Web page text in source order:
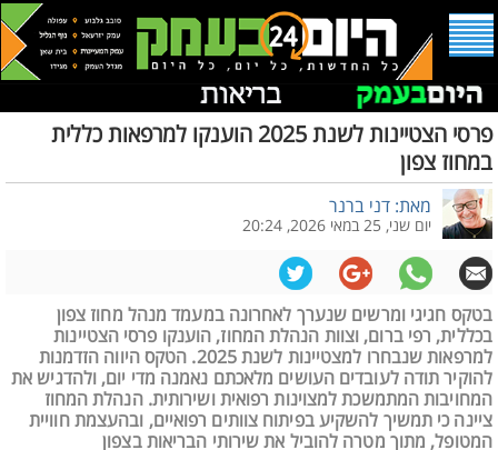
פרסי הצטיינות לשנת 2025 הוענקו למרפאות כללית
במחוז צפון
מאת: דני ברנר
יום שני, 25 במאי 2026, 20:24
בטקס חגיגי ומרשים שנערך לאחרונה במעמד מנהל מחוז צפון
בכללית, רפי ברום, וצוות הנהלת המחוז, הוענקו פרסי הצטיינות
למרפאות שנבחרו למצטיינות לשנת 2025. הטקס היווה הזדמנות
להוקיר תודה לעובדים העושים מלאכתם נאמנה מדי יום, ולהדגיש את
המחויבות המתמשכת למצוינות רפואית ושירותית. הנהלת המחוז
ציינה כי תמשיך להשקיע בפיתוח צוותים רפואיים, ובהעצמת חוויית
המטופל, מתוך מטרה להוביל את שירותי הבריאות בצפון